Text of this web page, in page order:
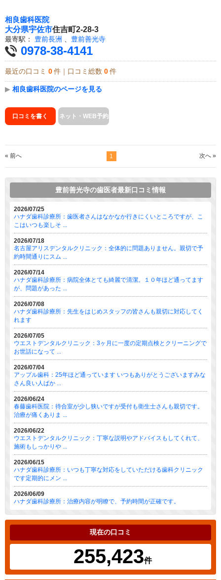
相良歯科医院
大分県宇佐市住吉町2-28-3
最寄駅： 豊前長洲 、 豊前善光寺
0978-38-4141
最近の口コミ 0 件｜口コミ総数 0 件
▶ 相良歯科医院のページを見る
口コミを書く ネット・WEB予約
« 前へ 1 次へ »
豊前善光寺の歯医者最新口コミ情報
2026/07/25
ハナダ歯科診療所：歯医者さんはなかなか行きにくいところですが、こ
こはいつも楽しそ ...
2026/07/18
名古屋アリスデンタルクリニック：全体的に問題ありません。親切で予
約時間通りにスム ...
2026/07/14
ハナダ歯科診療所：病院全体とても綺麗で清潔。１０年ほど通ってます
が、問題があった ...
2026/07/08
ハナダ歯科診療所：先生をはじめスタッフの皆さんも親切に対応してく
れます
2026/07/05
ウエストデンタルクリニック：3ヶ月に一度の定期点検とクリーニングで
お世話になって ...
2026/07/04
アップル歯科：25年ほど通っています いつもありがとうございますみな
さん良い人ばか ...
2026/06/24
春藤歯科医院：待合室が少し狭いですが受付も衛生士さんも親切です。
治療が痛くありま ...
2026/06/22
ウエストデンタルクリニック：丁寧な説明やアドバイスもしてくれて、
施術もしっかりや ...
2026/06/15
ハナダ歯科診療所：いつも丁寧な対応をしていただける歯科クリニック
です定期的にメン ...
2026/06/09
ハナダ歯科診療所：治療内容が明瞭で、予約時間が正確です。
現在の口コミ
255,423件